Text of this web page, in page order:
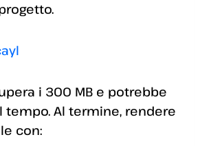
i 300 MB e potrebbe
tempo. Al termine, rendere
con: